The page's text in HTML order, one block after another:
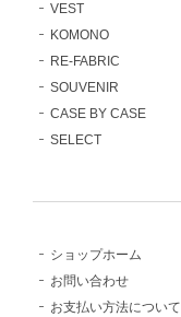
VEST
KOMONO
RE-FABRIC
SOUVENIR
CASE BY CASE
SELECT
ショップホーム
お問い合わせ
お支払い方法について